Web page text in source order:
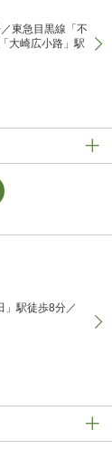
東急目黒線「不
大崎広小路」駅
」駅徒歩8分／